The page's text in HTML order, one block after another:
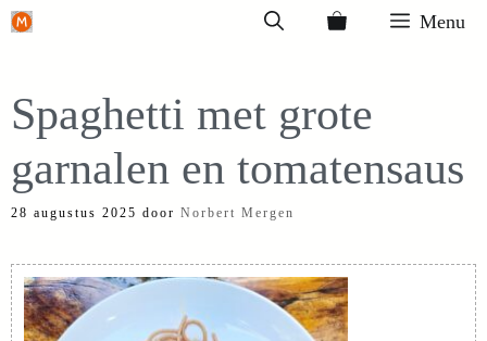
Ga
inhoud
Menu
Spaghetti met grote
garnalen en tomatensaus
28 augustus 2025 door Norbert Mergen